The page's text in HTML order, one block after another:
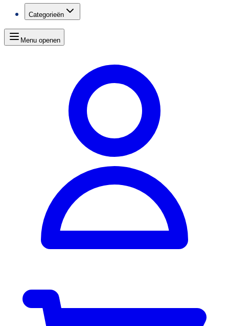
Categorieën
Menu openen